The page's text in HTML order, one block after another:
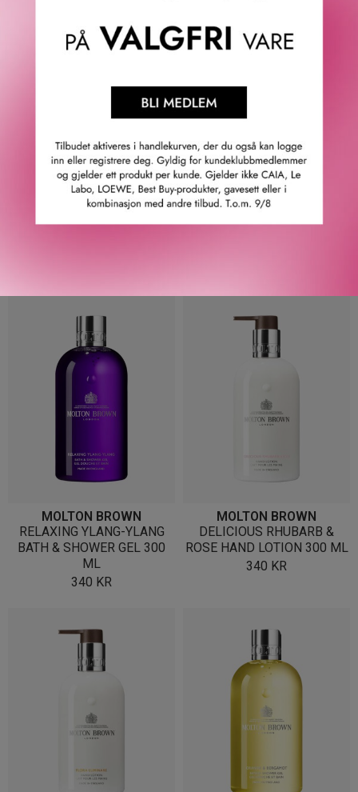
MOLTON BROWN
MOLTON BROWN
MOLTON BROWN
RELAXING YLANG-YLANG
BATH & SHOWER GEL 300
ML
340 KR
MOLTON BROWN
DELICIOUS RHUBARB &
ROSE HAND LOTION 300 ML
340 KR